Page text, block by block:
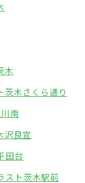
木
茨木さくら通り
南
沢良宜
田台
スト茨木駅前